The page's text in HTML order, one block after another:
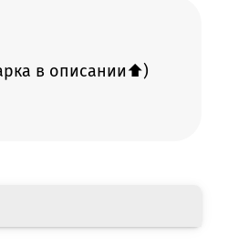
в описании⬆️)